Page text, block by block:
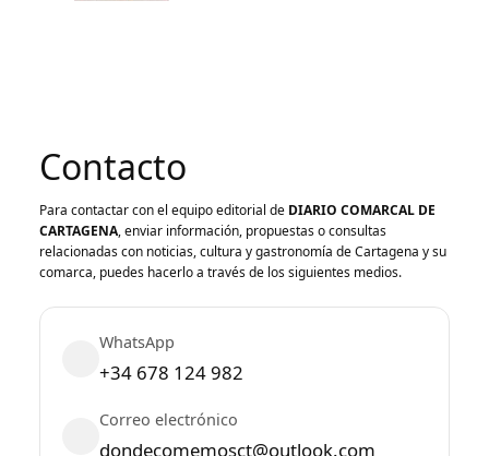
Contacto
Para contactar con el equipo editorial de DIARIO COMARCAL DE
CARTAGENA, enviar información, propuestas o consultas
relacionadas con noticias, cultura y gastronomía de Cartagena y su
comarca, puedes hacerlo a través de los siguientes medios.
WhatsApp
+34 678 124 982
Correo electrónico
dondecomemosct@outlook.com